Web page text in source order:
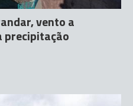
vento a
precipitação